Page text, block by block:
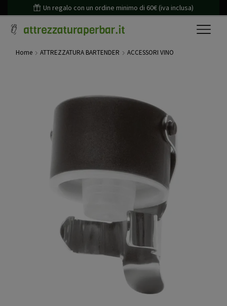
Un regalo con un ordine minimo di 60€ (iva inclusa)
Home ATTREZZATURA BARTENDER ACCESSORI VINO